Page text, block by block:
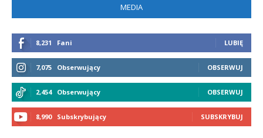
MEDIA
8,231 Fani LUBIĘ
7,075 Obserwujący OBSERWUJ
2,454 Obserwujący OBSERWUJ
8,990 Subskrybujący SUBSKRYBUJ